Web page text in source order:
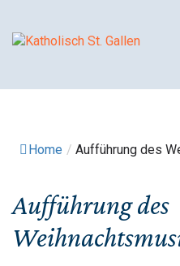
Inhalt
Home / Aufführung des
Aufführung des